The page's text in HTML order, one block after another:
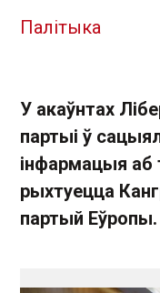
Палітыка
У акаўнтах
партыі ў
інфармацыя
рыхтуецца
партый Еўропы.